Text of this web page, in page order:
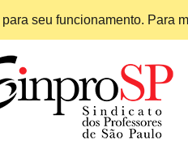
seu funcionamento. Para